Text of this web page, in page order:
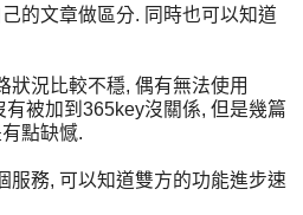
的文章做區分. 同時也可以知道
狀況比較不穩, 偶有無法使用
被加到365key沒關係, 但是幾篇
點缺憾.
服務, 可以知道雙方的功能進步速